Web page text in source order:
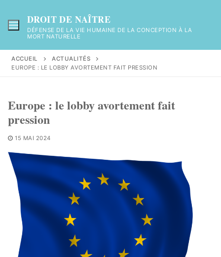
au
contenu
DROIT DE NAÎTRE
DÉFENSE DE LA VIE HUMAINE DE LA CONCEPTION À LA
MORT NATURELLE
ACCUEIL
ACTUALITÉS
EUROPE : LE LOBBY AVORTEMENT FAIT PRESSION
Europe : le lobby avortement fait
pression
15 MAI 2024